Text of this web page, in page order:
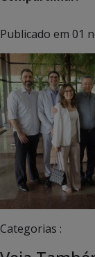
Publicado em 01
Categorias :